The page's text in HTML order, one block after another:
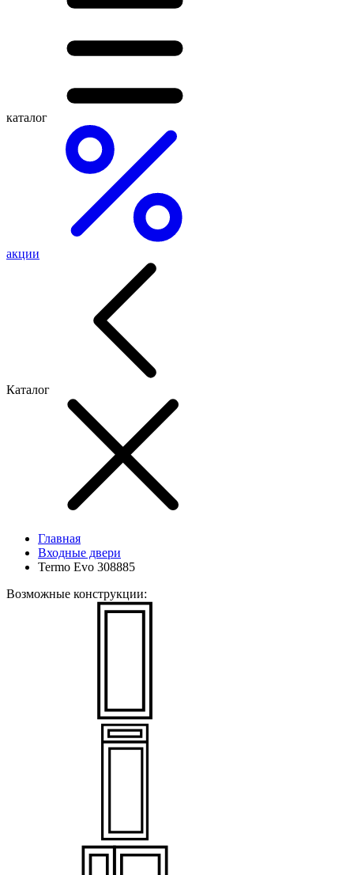
каталог
акции
Каталог
Главная
Входные двери
Termo Evo 308885
Возможные конструкции: